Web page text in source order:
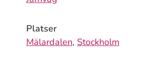
Platser
Mälardalen, Stockholm